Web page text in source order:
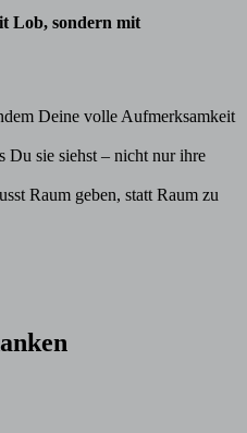
Lob, sondern mit
Deine volle Aufmerksamkeit
Du sie siehst – nicht nur ihre
Raum geben, statt Raum zu